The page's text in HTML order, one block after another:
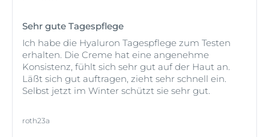
Sehr gute Tagespflege
Ich habe die Hyaluron Tagespflege zum Testen
erhalten. Die Creme hat eine angenehme
Konsistenz, fühlt sich sehr gut auf der Haut an.
Läßt sich gut auftragen, zieht sehr schnell ein.
Selbst jetzt im Winter schützt sie sehr gut.
roth23a